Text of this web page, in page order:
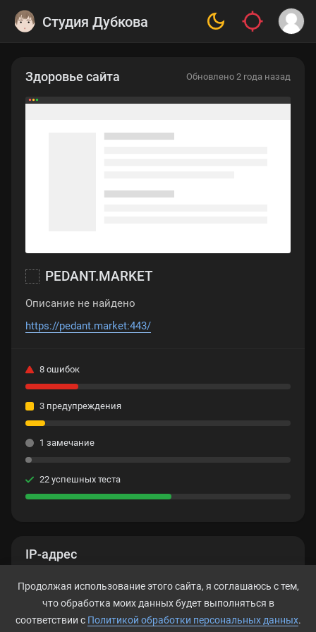
Студия Дубкова
IP-адрес
178.248.237.22
Здоровье сайта Обновлено 2 года назад
PEDANT.MARKET
Описание не найдено
https://pedant.market:443/
8 ошибок
3 предупреждения
1 замечание
22 успешных теста
Продолжая использование этого сайта, я соглашаюсь с тем,
что обработка моих данных будет выполняться в
соответствии с Политикой обработки персональных данных.